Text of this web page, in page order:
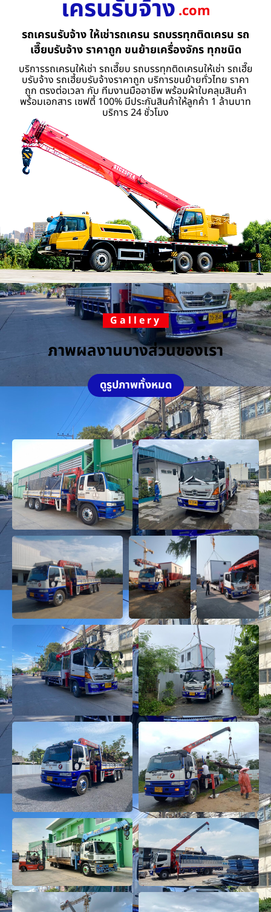
เครนรับจ้าง .com
รถเครนรับจ้าง ให้เช่ารถเครน รถบรรทุกติดเครน รถ
เฮี๊ยบรับจ้าง ราคาถูก ขนย้ายเครื่องจักร ทุกชนิด
บริการรถเครนให้เช่า รถเฮี๊ยบ รถบรรทุกติดเครนให้เช่า รถเฮี๊ย
บรับจ้าง รถเฮี้ยบรับจ้างราคาถูก บริการขนย้ายทั่วไทย ราคา
ถูก ตรงต่อเวลา กับ ทีมงานมืออาชีพ พร้อมผ้าใบคลุมสินค้า
พร้อมเอกสาร เซฟตี้ 100% มีประกันสินค้าให้ลูกค้า 1 ล้านบาท
บริการ 24 ชั่วโมง
Gallery
ภาพผลงานบางส่วนของเรา
ดูรูปภาพทั้งหมด